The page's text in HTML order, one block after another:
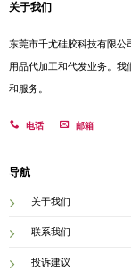
关于我们
东莞市千尤硅胶科技有限公
用品代加工和代发业务。
和服务。
电话 邮箱
导航
关于我们
联系我们
投诉建议